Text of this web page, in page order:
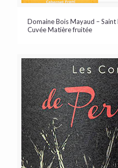
Domaine Bois Mayaud –
Cuvée Matière fruitée